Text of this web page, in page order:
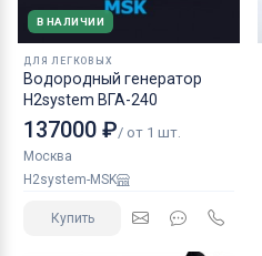
В НАЛИЧИИ
ДЛЯ ЛЕГКОВЫХ
Водородный генератор
H2system ВГА-240
137000 ₽/ от 1 шт.
Москва
H2system-MSK
Купить